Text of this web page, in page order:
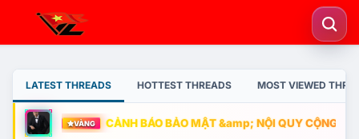
LATEST THREADS HOTTEST THREADS MOST VIEWED
VÀNG CẢNH BÁO BẢO MẬT &amp; NỘI QUY CỘNG